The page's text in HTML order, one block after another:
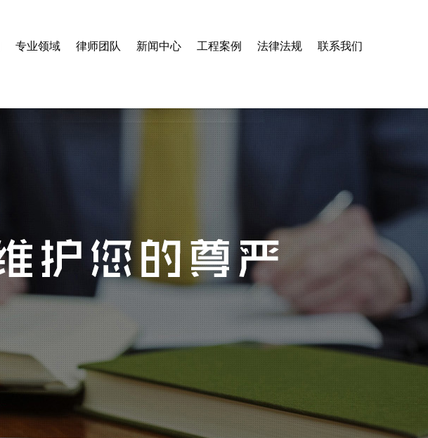
专业领域 律师团队 新闻中心 工程案例 法律法规
联系我们